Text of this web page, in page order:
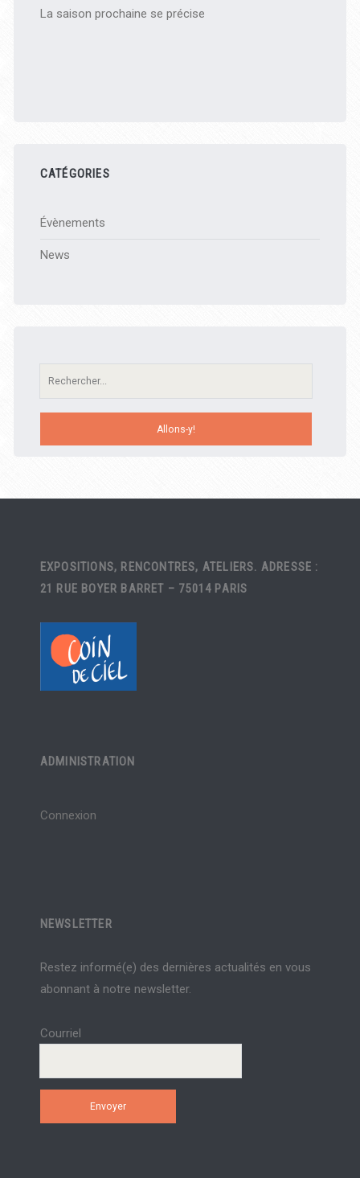
La saison prochaine se précise
CATÉGORIES
Évènements
News
Recherche:
EXPOSITIONS, RENCONTRES, ATELIERS. ADRESSE :
21 RUE BOYER BARRET – 75014 PARIS
ADMINISTRATION
Connexion
NEWSLETTER
Restez informé(e) des dernières actualités en vous
abonnant à notre newsletter.
Courriel